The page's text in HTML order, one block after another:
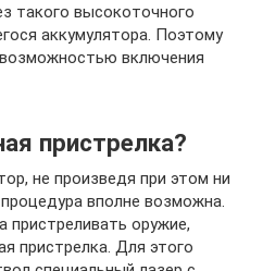
такого высокоточного
аккумулятора. Поэтому
включения
пристрелка?
не произведя при этом ни
вполне возможна.
оружие,
пристрелка. Для этого